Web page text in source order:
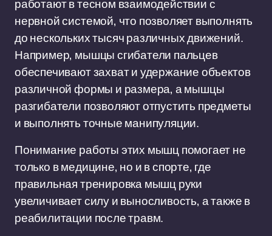
работают в тесном взаимодействии с
нервной системой, что позволяет выполнять
до нескольких тысяч различных движений.
Например, мышцы сгибатели пальцев
обеспечивают захват и удержание объектов
различной формы и размера, а мышцы
разгибатели позволяют отпустить предметы
и выполнять точные манипуляции.
Понимание работы этих мышц помогает не
только в медицине, но и в спорте, где
правильная тренировка мышц руки
увеличивает силу и выносливость, а также в
реабилитации после травм.